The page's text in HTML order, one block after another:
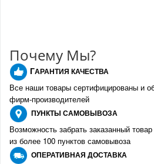
Почему Мы?
ГАРАНТИЯ КАЧЕСТВА
Все наши товары сертифицированы и
фирм-производителей
ПУНКТЫ САМОВЫВОЗА
Возможность забрать заказанный
из более 100 пунктов самовывоза
ОПЕРАТИВНАЯ ДОСТАВКА